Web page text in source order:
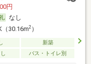
円
なし
（30.16m2）
新築
バス・トイレ別